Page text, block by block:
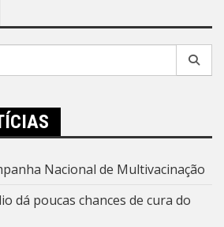
Nacional de Multivacinação
dá poucas chances de cura do